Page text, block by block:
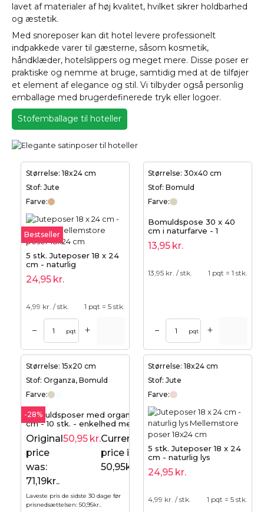
lavet af materialer af høj kvalitet, hvilket sikrer holdbarhed
og æstetik.
Med snoreposer kan dit hotel levere professionelt
indpakkede varer til gæsterne, såsom kosmetik,
håndklæder, hotelslippers og meget mere. Disse poser er
praktiske og nemme at bruge, samtidig med at de tilføjer
et element af elegance og stil. Vi tilbyder også personlig
emballage med brugerdefinerede tryk eller logoer.
Stofemballage til hoteller
Størrelse: 18x24 cm
Stof: Jute
Farve:
Bestseller
5 stk. Juteposer 18 x 24
cm - naturlig
24,95 kr.
4,99 kr. / stk. 1 pqt = 5 stk.
– pqt +
Størrelse: 30x40 cm
Stof: Bomuld
Farve:
Bomuldspose 30 x 40
cm i naturfarve - 1
13,95 kr.
13,95 kr. / stk. 1 pqt = 1 stk.
– pqt +
Størrelse: 15x20 cm
Stof: Organza, Bomuld
Farve:
-28%
Bomuldsposer med organza 15x20
cm - 10 stk. - enkelhed med stor
71,19 kr.
Original
price
was:
71,19kr..
50,95 kr.Current
price is:
50,95kr..
Laveste pris de sidste 30 dage før
prisnedsættelsen: 50,95kr..
Størrelse: 18x24 cm
Stof: Jute
Farve:
5 stk. Juteposer 18 x 24
cm - naturlig lys
24,95 kr.
4,99 kr. / stk. 1 pqt = 5 stk.